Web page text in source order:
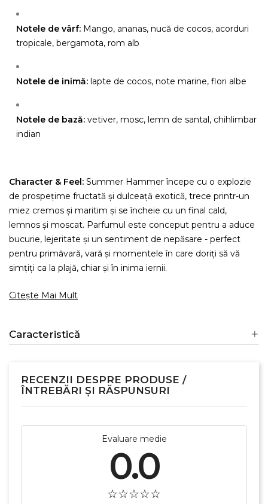
Notele de vârf: Mango, ananas, nucă de cocos, acorduri
tropicale, bergamota, rom alb
Notele de inimă: lapte de cocos, note marine, flori albe
Notele de bază: vetiver, mosc, lemn de santal, chihlimbar
indian
Character & Feel: Summer Hammer începe cu o explozie
de prospețime fructată și dulceață exotică, trece printr-un
miez cremos și maritim și se încheie cu un final cald,
lemnos și moscat. Parfumul este conceput pentru a aduce
bucurie, lejeritate și un sentiment de nepăsare - perfect
pentru primăvară, vară și momentele în care doriți să vă
simțiți ca la plajă, chiar și în inima iernii.
Citește Mai Mult
Caracteristică
RECENZII DESPRE PRODUSE /
ÎNTREBĂRI ȘI RĂSPUNSURI
Evaluare medie
0.0